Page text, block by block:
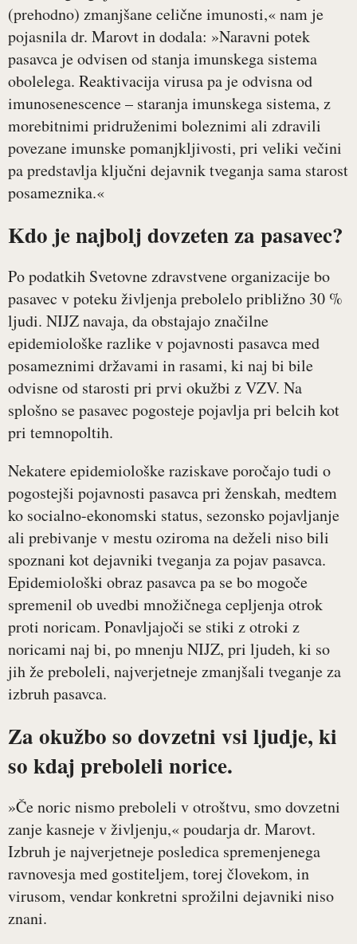
(prehodno) zmanjšane celične imunosti,« nam je
pojasnila dr. Marovt in dodala: »Naravni potek
pasavca je odvisen od stanja imunskega sistema
obolelega. Reaktivacija virusa pa je odvisna od
imunosenescence – staranja imunskega sistema, z
morebitnimi pridruženimi boleznimi ali zdravili
povezane imunske pomanjkljivosti, pri veliki večini
pa predstavlja ključni dejavnik tveganja sama starost
posameznika.«
Kdo je najbolj dovzeten za pasavec?
Po podatkih Svetovne zdravstvene organizacije bo
pasavec v poteku življenja prebolelo približno 30 %
ljudi. NIJZ navaja, da obstajajo značilne
epidemiološke razlike v pojavnosti pasavca med
posameznimi državami in rasami, ki naj bi bile
odvisne od starosti pri prvi okužbi z VZV. Na
splošno se pasavec pogosteje pojavlja pri belcih kot
pri temnopoltih.
Nekatere epidemiološke raziskave poročajo tudi o
pogostejši pojavnosti pasavca pri ženskah, medtem
ko socialno-ekonomski status, sezonsko pojavljanje
ali prebivanje v mestu oziroma na deželi niso bili
spoznani kot dejavniki tveganja za pojav pasavca.
Epidemiološki obraz pasavca pa se bo mogoče
spremenil ob uvedbi množičnega cepljenja otrok
proti noricam. Ponavljajoči se stiki z otroki z
noricami naj bi, po mnenju NIJZ, pri ljudeh, ki so
jih že preboleli, najverjetneje zmanjšali tveganje za
izbruh pasavca.
Za okužbo so dovzetni vsi ljudje, ki
so kdaj preboleli norice.
»Če noric nismo preboleli v otroštvu, smo dovzetni
zanje kasneje v življenju,« poudarja dr. Marovt.
Izbruh je najverjetneje posledica spremenjenega
ravnovesja med gostiteljem, torej človekom, in
virusom, vendar konkretni sprožilni dejavniki niso
znani.